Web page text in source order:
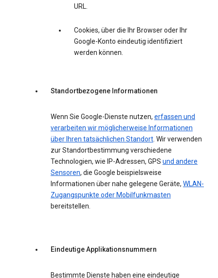
URL.
Cookies, über die Ihr Browser oder Ihr
Google-Konto eindeutig identifiziert
werden können.
Standortbezogene Informationen
Wenn Sie Google-Dienste nutzen, erfassen und
verarbeiten wir möglicherweise Informationen
über Ihren tatsächlichen Standort. Wir verwenden
zur Standortbestimmung verschiedene
Technologien, wie IP-Adressen, GPS und andere
Sensoren, die Google beispielsweise
Informationen über nahe gelegene Geräte, WLAN-
Zugangspunkte oder Mobilfunkmasten
bereitstellen.
Eindeutige Applikationsnummern
Bestimmte Dienste haben eine eindeutige